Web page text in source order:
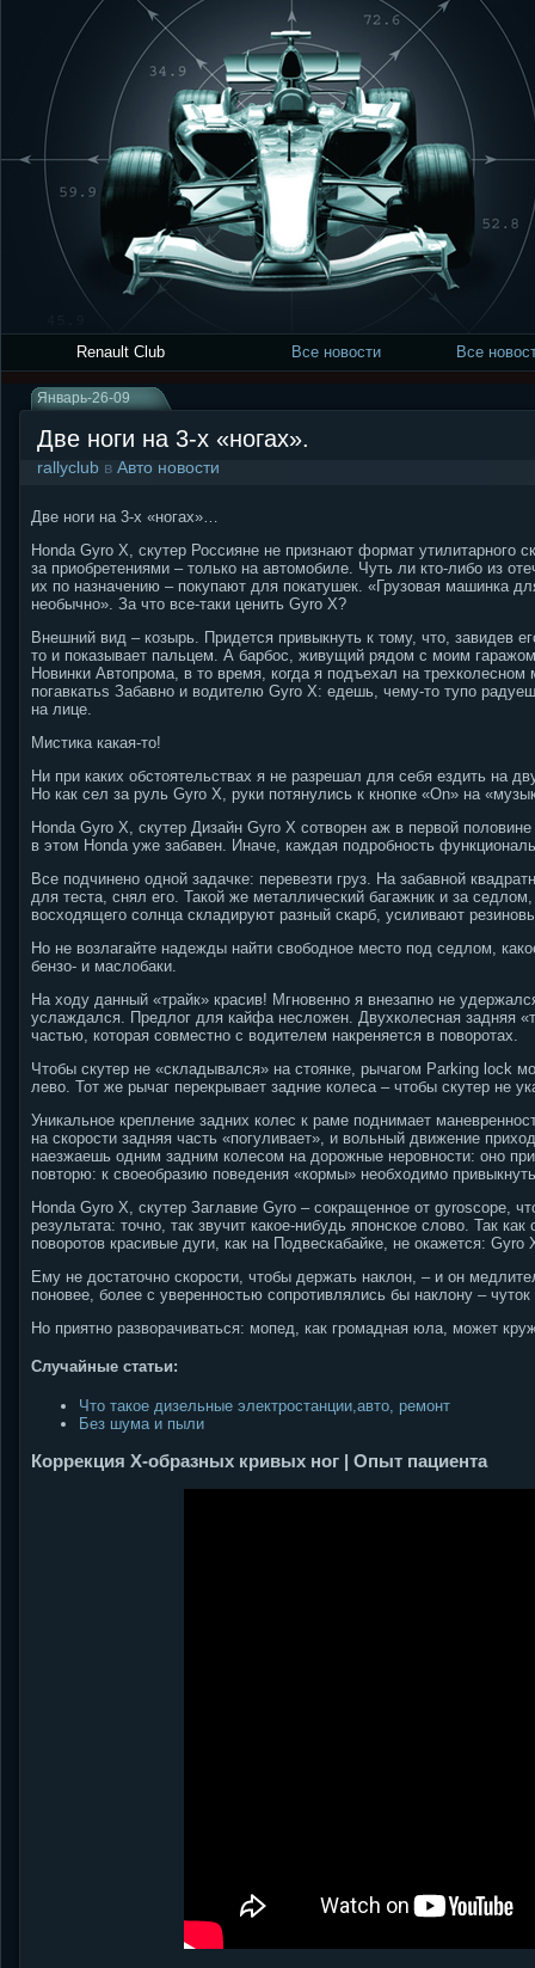
Renault Club Все новости Все
Январь-26-09
Две ноги на 3-х «ногах».
rallyclub в Авто новости
Две ноги на 3-х «ногах»…
Honda Gyro X, скутер Россияне не признают формат утилитарного
за приобретениями – только на автомобиле. Чуть ли кто-либо из
их по назначению – покупают для покатушек. «Грузовая машинка
необычно». За что все-таки ценить Gyro X?
Внешний вид – козырь. Придется привыкнуть к тому, что, завидев
то и показывает пальцем. А барбос, живущий рядом с моим
Новинки Автопрома, в то время, когда я подъехал на
погавкатьѕ Забавно и водителю Gyro X: едешь, чему-то тупо
на лице.
Мистика какая-то!
Ни при каких обстоятельствах я не разрешал для себя ездить на
Но как сел за руль Gyro X, руки потянулись к кнопке «On» на
Honda Gyro X, скутер Дизайн Gyro X сотворен аж в первой
в этом Honda уже забавен. Иначе, каждая подробность
Все подчинено одной задачке: перевезти груз. На забавной
для теста, снял его. Такой же металлический багажник и за
восходящего солнца складируют разный скарб, усиливают
Но не возлагайте надежды найти свободное место под седлом,
бензо- и маслобаки.
На ходу данный «трайк» красив! Мгновенно я внезапно не
услаждался. Предлог для кайфа несложен. Двухколесная задняя
частью, которая совместно с водителем накреняется в поворотах.
Чтобы скутер не «складывался» на стоянке, рычагом Parking lock
лево. Тот же рычаг перекрывает задние колеса – чтобы скутер не
Уникальное крепление задних колес к раме поднимает
на скорости задняя часть «погуливает», и вольный движение
наезжаешь одним задним колесом на дорожные неровности: оно
повторю: к своеобразию поведения «кормы» необходимо
Honda Gyro X, скутер Заглавие Gyro – сокращенное от gyroscope,
результата: точно, так звучит какое-нибудь японское слово. Так
поворотов красивые дуги, как на Подвескабайке, не окажется:
Ему не достаточно скорости, чтобы держать наклон, – и он
поновее, более с уверенностью сопротивлялись бы наклону –
Но приятно разворачиваться: мопед, как громадная юла, может
Случайные статьи:
Что такое дизельные электростанции,авто, ремонт
Без шума и пыли
Коррекция Х-образных кривых ног | Опыт пациента